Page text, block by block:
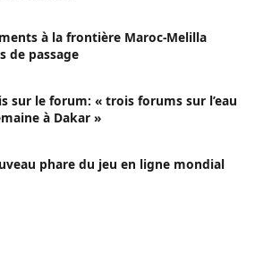
à la frontière Maroc-Melilla
de passage
sur le forum: « trois forums sur l’eau
à Dakar »
phare du jeu en ligne mondial